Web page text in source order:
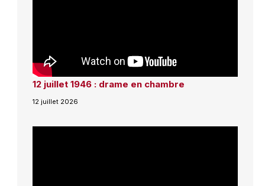
12 juillet 1946 : drame en chambre
12 juillet 2026